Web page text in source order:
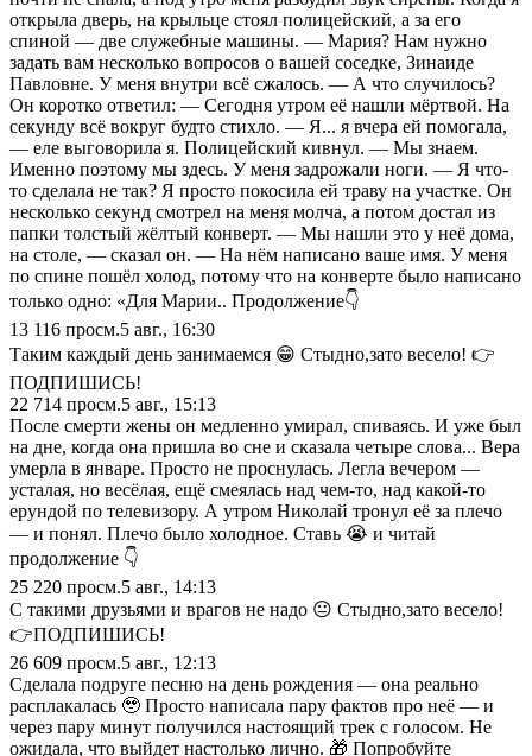
открыла дверь, на крыльце стоял полицейский, а за его
спиной — две служебные машины. — Мария? Нам нужно
задать вам несколько вопросов о вашей соседке, Зинаиде
Павловне. У меня внутри всё сжалось. — А что случилось?
Он коротко ответил: — Сегодня утром её нашли мёртвой. На
секунду всё вокруг будто стихло. — Я... я вчера ей помогала,
— еле выговорила я. Полицейский кивнул. — Мы знаем.
Именно поэтому мы здесь. У меня задрожали ноги. — Я что-
то сделала не так? Я просто покосила ей траву на участке. Он
несколько секунд смотрел на меня молча, а потом достал из
папки толстый жёлтый конверт. — Мы нашли это у неё дома,
на столе, — сказал он. — На нём написано ваше имя. У меня
по спине пошёл холод, потому что на конверте было написано
только одно: «Для Марии.. Продолжение👇
13 116 просм.5 авг., 16:30
Таким каждый день занимаемся 😁 Стыдно,зато весело! 👉
ПОДПИШИСЬ!
22 714 просм.5 авг., 15:13
После смерти жены он медленно умирал, спиваясь. И уже был
на дне, когда она пришла во сне и сказала четыре слова... Вера
умерла в январе. Просто не проснулась. Легла вечером —
усталая, но весёлая, ещё смеялась над чем-то, над какой-то
ерундой по телевизору. А утром Николай тронул её за плечо
— и понял. Плечо было холодное. Ставь 😭 и читай
продолжение 👇
25 220 просм.5 авг., 14:13
С такими друзьями и врагов не надо 😐 Стыдно,зато весело!
👉ПОДПИШИСЬ!
26 609 просм.5 авг., 12:13
Сделала подруге песню на день рождения — она реально
расплакалась 🥹 Просто написала пару фактов про неё — и
через пару минут получился настоящий трек с голосом. Не
ожидала, что выйдет настолько лично. 🎁 Попробуйте